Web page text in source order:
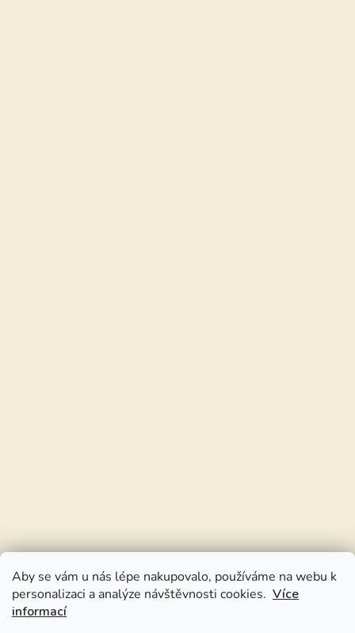
Aby se vám u nás lépe nakupovalo, používáme na webu k
personalizaci a analýze návštěvnosti cookies. Více
informací